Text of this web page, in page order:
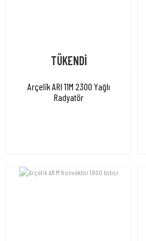
TÜKENDİ
Arçelik ARI 11M 2300 Yağlı
Radyatör